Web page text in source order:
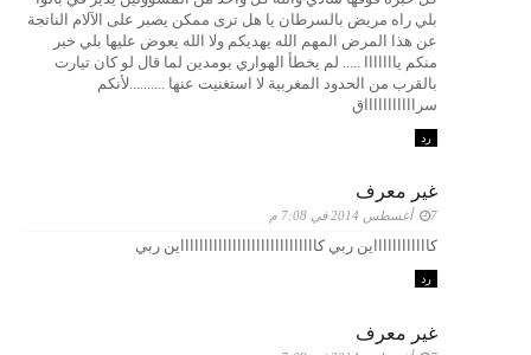
بلي راه مريض بالسرطان يا هل ترى ممكن يصبر على الآلام الناتجة
عن هذا المرض المهم الله يهديكم ولا الله يعوض عليها بلي خير
منكم يااااااا ..... لم يخطأ الهواري بومدين لما قال لو كان تيارت
بالقرب من الحدود المغربية لا استغنيت عنها ..........لأنكم
سراااااااااااق
رد
غير معرف
7 أغسطس 2014 في 7:08 م
كااااااااااااين ربي كاااااااااااااااااااااااااااااين ربي
رد
غير معرف